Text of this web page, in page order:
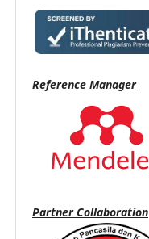
Reference Manager
Partner Collaboration